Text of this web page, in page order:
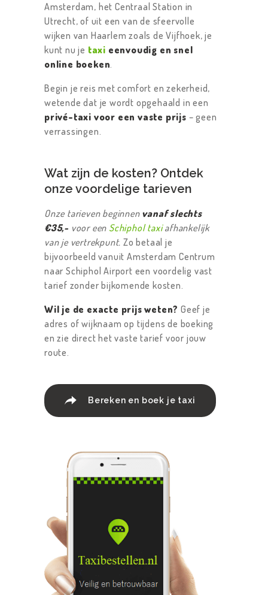
Amsterdam, het Centraal Station in
Utrecht, of uit een van de sfeervolle
wijken van Haarlem zoals de Vijfhoek, je
kunt nu je taxi eenvoudig en snel
online boeken.
Begin je reis met comfort en zekerheid,
wetende dat je wordt opgehaald in een
privé-taxi voor een vaste prijs – geen
verrassingen.
Wat zijn de kosten? Ontdek
onze voordelige tarieven
Onze tarieven beginnen vanaf slechts
€35,- voor een Schiphol taxiafhankelijk
van je vertrekpunt. Zo betaal je
bijvoorbeeld vanuit Amsterdam Centrum
naar Schiphol Airport een voordelig vast
tarief zonder bijkomende kosten.
Wil je de exacte prijs weten? Geef je
adres of wijknaam op tijdens de boeking
en zie direct het vaste tarief voor jouw
route.
Bereken en boek je taxi